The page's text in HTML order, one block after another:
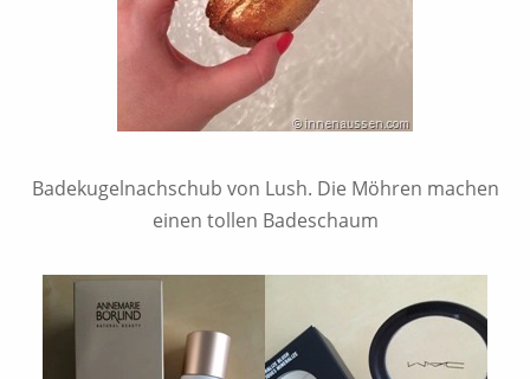
Badekugelnachschub von Lush. Die Möhren machen
einen tollen Badeschaum